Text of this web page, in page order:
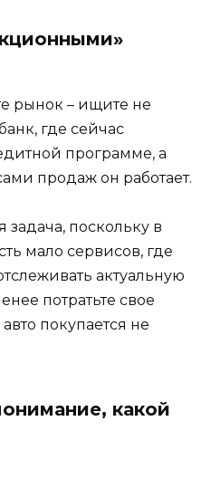
рынок – ищите не
где сейчас
программе, а
продаж он работает.
задача, поскольку в
мало сервисов, где
актуальную
потратьте свое
покупается не
какой